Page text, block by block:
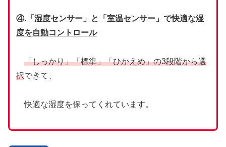
④.「湿度センサー」と「室温センサー」で快適な湿
度を自動コントロール
「しっかり」「標準」「ひかえめ」の3段階から選
択できて、
快適な湿度を保ってくれています。